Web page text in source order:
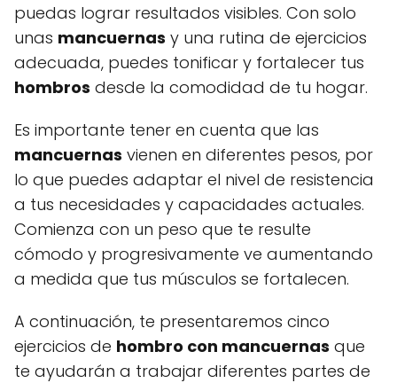
puedas lograr resultados visibles. Con solo
unas mancuernas y una rutina de ejercicios
adecuada, puedes tonificar y fortalecer tus
hombros desde la comodidad de tu hogar.
Es importante tener en cuenta que las
mancuernas vienen en diferentes pesos, por
lo que puedes adaptar el nivel de resistencia
a tus necesidades y capacidades actuales.
Comienza con un peso que te resulte
cómodo y progresivamente ve aumentando
a medida que tus músculos se fortalecen.
A continuación, te presentaremos cinco
ejercicios de hombro con mancuernas que
te ayudarán a trabajar diferentes partes de